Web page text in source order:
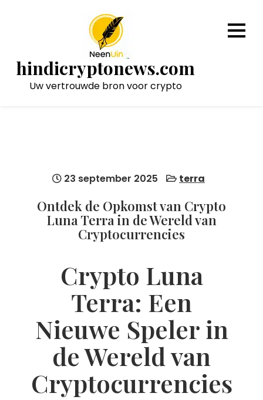
hindicryptonews.com
Uw vertrouwde bron voor crypto
23 september 2025 terra
Ontdek de Opkomst van Crypto
Luna Terra in de Wereld van
Cryptocurrencies
Crypto Luna
Terra: Een
Nieuwe Speler in
de Wereld van
Cryptocurrencies